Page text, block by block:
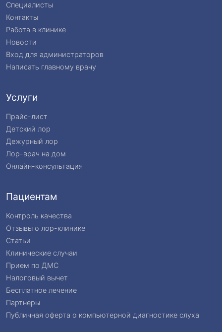
Специалисты
Контакты
Работа в клинике
Новости
Вход для администраторов
Написать главному врачу
Услуги
Прайс-лист
Детский лор
Дежурный лор
Лор-врач на дом
Онлайн-консультация
Пациентам
Контроль качества
Отзывы о лор-клинике
Статьи
Клинические случаи
Прием по ДМС
Налоговый вычет
Бесплатное лечение
Партнеры
Публичная оферта о компьютерной диагностике слуха